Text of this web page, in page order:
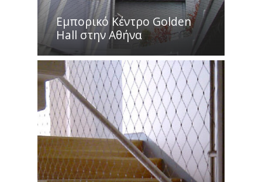
Eμπορικό Kέντρο Golden
Hall στην Aθήνα